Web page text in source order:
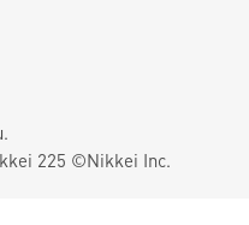
225 ©Nikkei Inc.